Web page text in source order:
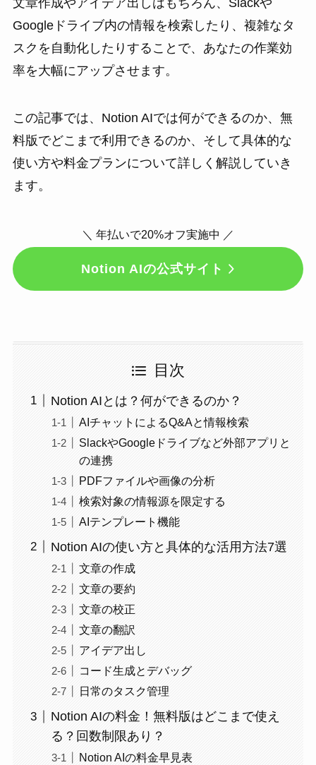
Googleドライブ内の情報を検索したり、複雑なタ
スクを自動化したりすることで、あなたの作業効
率を大幅にアップさせます。
この記事では、Notion AIでは何ができるのか、無
料版でどこまで利用できるのか、そして具体的な
使い方や料金プランについて詳しく解説していき
ます。
＼ 年払いで20%オフ実施中 ／
Notion AIの公式サイト
目次
Notion AIとは？何ができるのか？
AIチャットによるQ&Aと情報検索
SlackやGoogleドライブなど外部アプリと
の連携
PDFファイルや画像の分析
検索対象の情報源を限定する
AIテンプレート機能
Notion AIの使い方と具体的な活用方法7選
文章の作成
文章の要約
文章の校正
文章の翻訳
アイデア出し
コード生成とデバッグ
日常のタスク管理
Notion AIの料金！無料版はどこまで使え
る？回数制限あり？
Notion AIの料金早見表